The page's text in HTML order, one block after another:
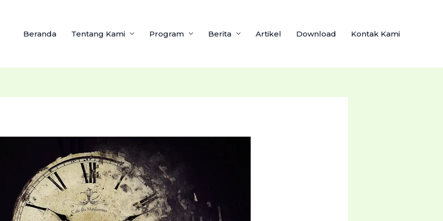
Beranda Tentang Kami Program Berita Artikel Download Kontak Kami